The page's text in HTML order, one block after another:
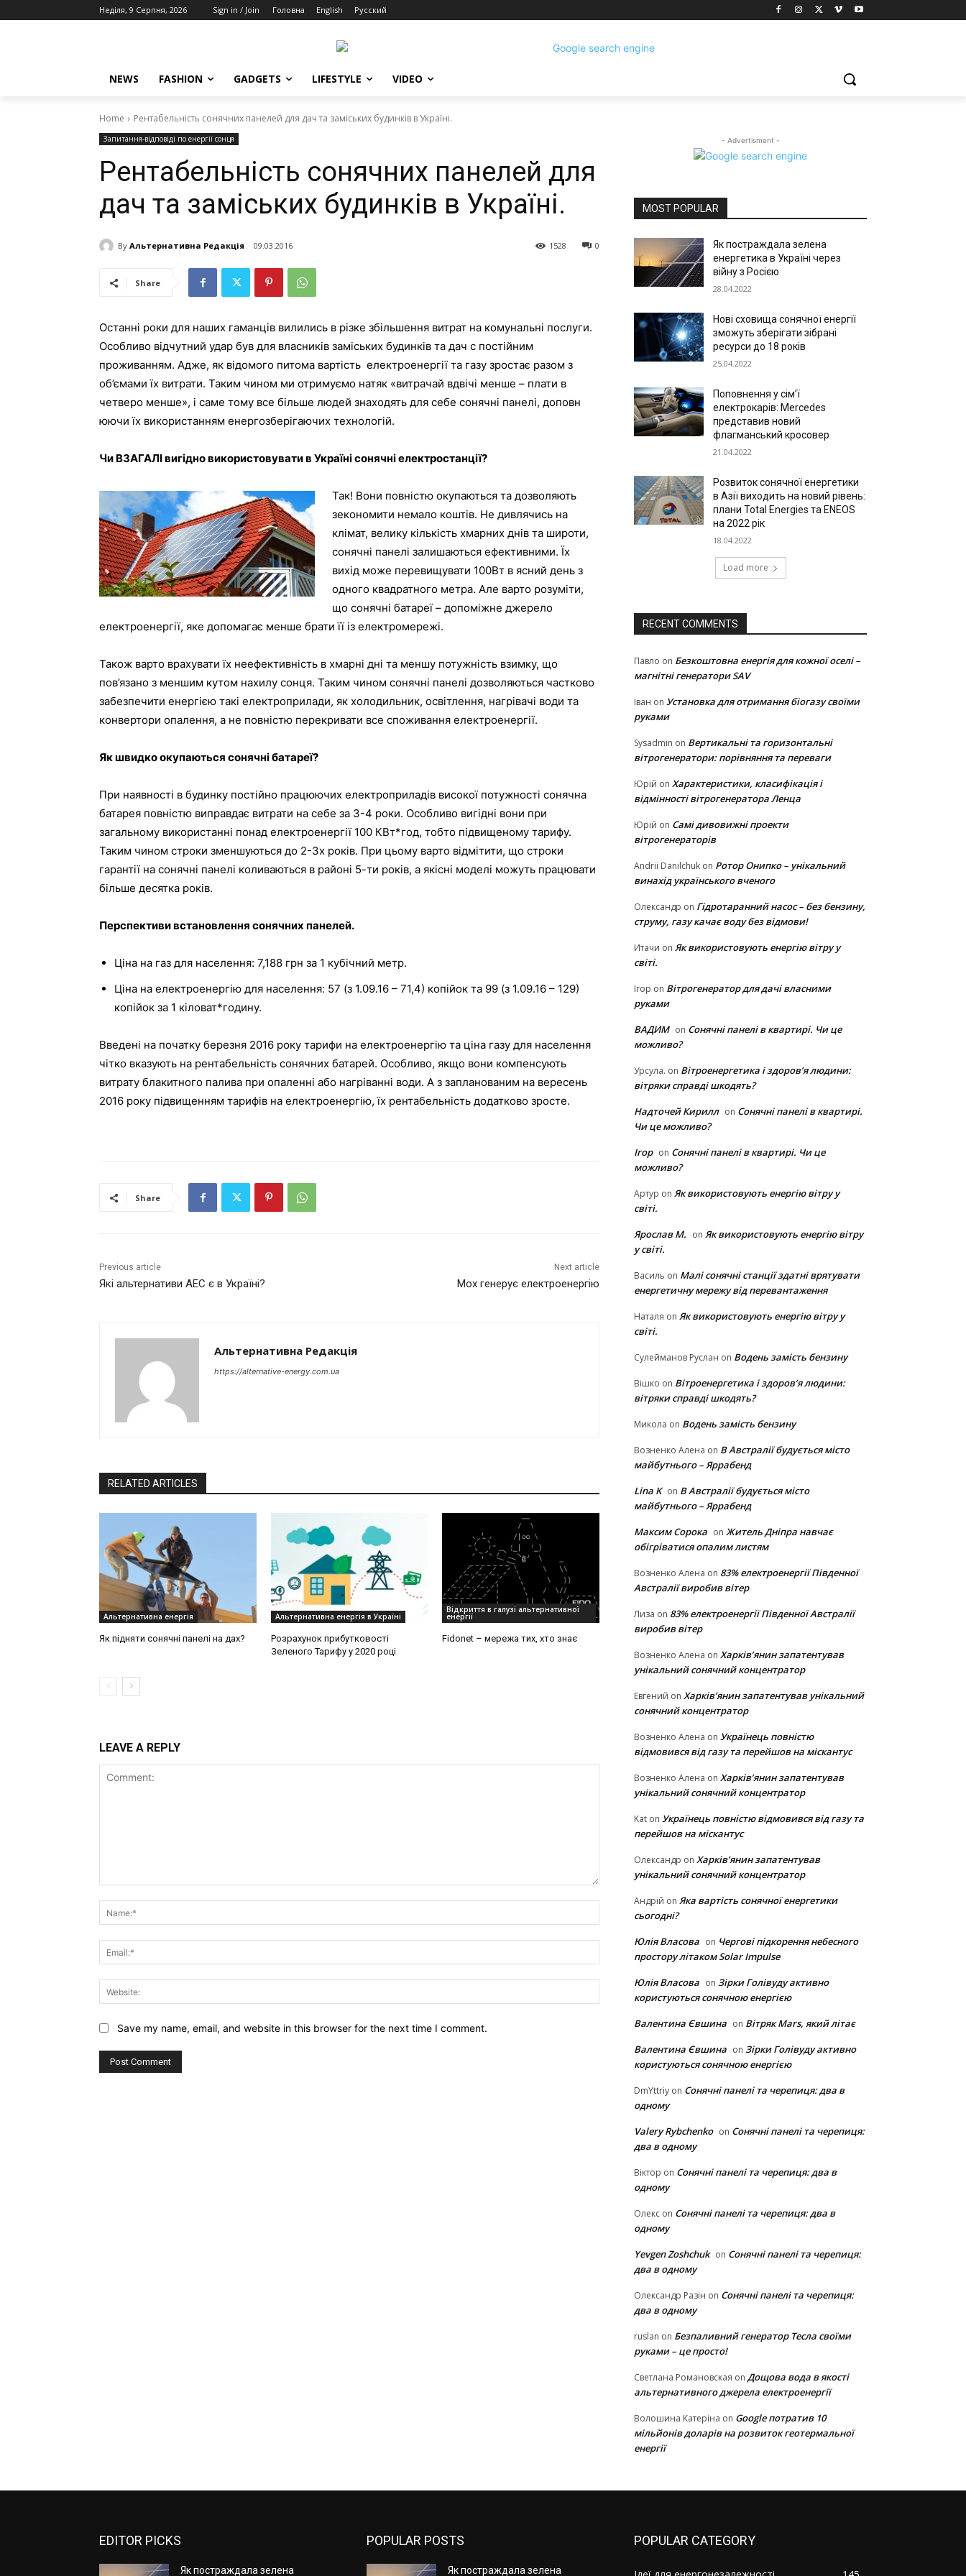
Неділя, 9 Серпня, 2026 Sign in / Join Головна English Русский
NEWS FASHION GADGETS LIFESTYLE VIDEO
Home Рентабельність сонячних панелей для дач та заміських будинків в Україні.
Запитання-відповіді по енергії сонця
Рентабельність сонячних панелей для
дач та заміських будинків в Україні.
By Альтернативна Редакція 09.03.2016 0
1528
Share
Останні роки для наших гаманців вилились в різке збільшення витрат на комунальні послуги.
Особливо відчутний удар був для власників заміських будинків та дач с постійним
проживанням. Адже, як відомого питома вартість електроенергії та газу зростає разом з
об’ємами їх витрати. Таким чином ми отримуємо натяк «витрачай вдвічі менше – плати в
четверо менше», і саме тому все більше людей знаходять для себе сонячні панелі, доповн
юючи їх використанням енергозберігаючих технологій.
Чи ВЗАГАЛІ вигідно використовувати в Україні сонячні електростанції?
Так! Вони повністю окупаються та дозволяють
зекономити немало коштів. Не дивлячись на
клімат, велику кількість хмарних днів та широти,
сонячні панелі залишаються ефективними. Їх
вихід може перевищувати 100Вт в ясний день з
одного квадратного метра. Але варто розуміти,
що сонячні батареї – допоміжне джерело
електроенергії, яке допомагає менше брати її із електромережі.
Також варто врахувати їх неефективність в хмарні дні та меншу потужність взимку, що
пов’язано з меншим кутом нахилу сонця. Таким чином сонячні панелі дозволяються частково
забезпечити енергією такі електроприлади, як холодильник, освітлення, нагрівачі води та
конвертори опалення, а не повністю перекривати все споживання електроенергії.
Як швидко окупаються сонячні батареї?
При наявності в будинку постійно працюючих електроприладів високої потужності сонячна
батарея повністю виправдає витрати на себе за 3-4 роки. Особливо вигідні вони при
загальному використанні понад електроенергії 100 КВт*год, тобто підвищеному тарифу.
Таким чином строки зменшуються до 2-3х років. При цьому варто відмітити, що строки
гарантії на сонячні панелі коливаються в районі 5-ти років, а якісні моделі можуть працювати
більше десятка років.
Перспективи встановлення сонячних панелей.
Ціна на газ для населення: 7,188 грн за 1 кубічний метр.
Ціна на електроенергію для населення: 57 (з 1.09.16 – 71,4) копійок та 99 (з 1.09.16 – 129)
копійок за 1 кіловат*годину.
Введені на початку березня 2016 року тарифи на електроенергію та ціна газу для населення
чітко вказують на рентабельність сонячних батарей. Особливо, якщо вони компенсують
витрату блакитного палива при опаленні або нагріванні води. А з запланованим на вересень
2016 року підвищенням тарифів на електроенергію, їх рентабельність додатково зросте.
Share
Previous article
Які альтернативи АЕС є в Україні?
Next article
Мох генерує електроенергію
Альтернативна Редакція
https://alternative-energy.com.ua
RELATED ARTICLES
Альтернативна енергія
Як підняти сонячні панелі на дах?
Альтернативна енергія в Україні
Розрахунок прибутковості
Зеленого Тарифу у 2020 році
Відкриття в галузі альтернативної
енергії
Fidonet – мережа тих, хто знає
LEAVE A REPLY
Name:*
Website:
Save my name, email, and website in this browser for the next time I comment.
- Advertisment -
MOST POPULAR
Як постраждала зелена
енергетика в Україні через
війну з Росією
28.04.2022
Нові сховища сонячної енергії
зможуть зберігати зібрані
ресурси до 18 років
25.04.2022
Поповнення у сім’ї
електрокарів: Mercedes
представив новий
флагманський кросовер
21.04.2022
Розвиток сонячної енергетики
в Азії виходить на новий рівень:
плани Total Energies та ENEOS
на 2022 рік
18.04.2022
Load more
RECENT COMMENTS
Павло on Безкоштовна енергія для кожної оселі –
магнітні генератори SAV
Іван on Установка для отримання біогазу своїми
руками
Sysadmin on Вертикальні та горизонтальні
вітрогенератори: порівняння та переваги
Юрій on Характеристики, класифікація і
відмінності вітрогенератора Ленца
Юрій on Самі дивовижні проекти
вітрогенераторів
Andrii Danilchuk on Ротор Онипко – унікальний
винахід українського вченого
Олександр on Гідротаранний насос – без бензину,
струму, газу качає воду без відмови!
Итачи on Як використовують енергію вітру у
світі.
Ігор on Вітрогенератор для дачі власними
руками
ВАДИМ on Сонячні панелі в квартирі. Чи це
можливо?
Урсула. on Вітроенергетика і здоров’я людини:
вітряки cправді шкодять?
Надточей Кирилл on Сонячні панелі в квартирі.
Чи це можливо?
Ігор on Сонячні панелі в квартирі. Чи це
можливо?
Артур on Як використовують енергію вітру у
світі.
Ярослав М. on Як використовують енергію вітру
у світі.
Василь on Малі сонячні станції здатні врятувати
енергетичну мережу від перевантаження
Наталя on Як використовують енергію вітру у
світі.
Сулейманов Руслан on Водень замість бензину
Вішко on Вітроенергетика і здоров’я людини:
вітряки cправді шкодять?
Микола on Водень замість бензину
Возненко Алена on В Австралії будується місто
майбутнього – Яррабенд
Lina K on В Австралії будується місто
майбутнього – Яррабенд
Максим Сорока on Житель Дніпра навчає
обігріватися опалим листям
Возненко Алена on 83% електроенергії Південної
Австралії виробив вітер
Лиза on 83% електроенергії Південної Австралії
виробив вітер
Возненко Алена on Харків’янин запатентував
унікальний сонячний концентратор
Евгений on Харків’янин запатентував унікальний
сонячний концентратор
Возненко Алена on Українець повністю
відмовився від газу та перейшов на міскантус
Возненко Алена on Харків’янин запатентував
унікальний сонячний концентратор
Kat on Українець повністю відмовився від газу та
перейшов на міскантус
Олександр on Харків’янин запатентував
унікальний сонячний концентратор
Андрій on Яка вартість сонячної енергетики
сьогодні?
Юлія Власова on Чергові підкорення небесного
простору літаком Solar Impulse
Юлія Власова on Зірки Голівуду активно
користуються сонячною енергією
Валентина Євшина on Вітряк Mars, який літає
Валентина Євшина on Зірки Голівуду активно
користуються сонячною енергією
DmYttriy on Сонячні панелі та черепиця: два в
одному
Valery Rybchenko on Сонячні панелі та черепиця:
два в одному
Віктор on Сонячні панелі та черепиця: два в
одному
Олекс on Сонячні панелі та черепиця: два в
одному
Yevgen Zoshchuk on Сонячні панелі та черепиця:
два в одному
Олександр Разін on Сонячні панелі та черепиця:
два в одному
ruslan on Безпаливний генератор Тесла своїми
руками – це просто!
Светлана Романовская on Дощова вода в якості
альтернативного джерела електроенергії
Волошина Катеріна on Google потратив 10
мільйонів доларів на розвиток геотермальної
енергії
EDITOR PICKS
Як постраждала зелена
POPULAR POSTS
Як постраждала зелена
POPULAR CATEGORY